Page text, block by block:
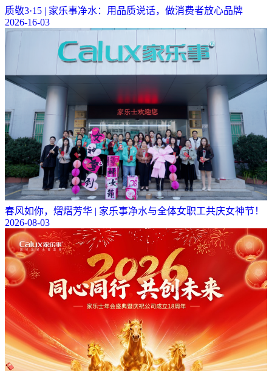
质敬3·15 | 家乐事净水：用品质说话，做消费者放心品牌
2026-16-03
春风如你，熠熠芳华 | 家乐事净水与全体女职工共庆女神节！
2026-08-03